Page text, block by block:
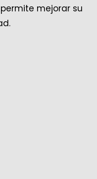
mejorar su